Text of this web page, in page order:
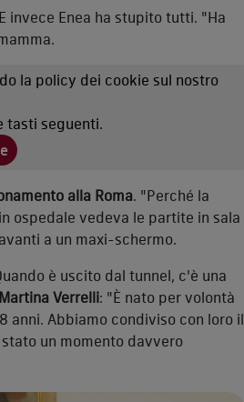
invece Enea ha stupito tutti. "Ha
la policy dei cookie sul nostro
tasti seguenti.
alla Roma. "Perché la
ospedale vedeva le partite in sala
a un maxi-schermo.
è uscito dal tunnel, c'è una
Verrelli: "È nato per volontà
anni. Abbiamo condiviso con loro il
un momento davvero